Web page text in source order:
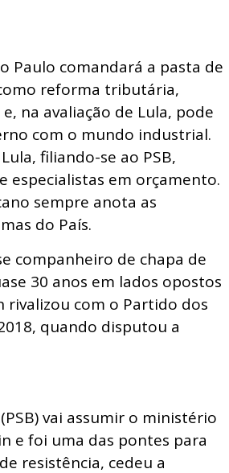
Paulo comandará a pasta de
reforma tributária,
na avaliação de Lula, pode
com o mundo industrial.
filiando-se ao PSB,
especialistas em orçamento.
sempre anota as
do País.
companheiro de chapa de
30 anos em lados opostos
rivalizou com o Partido dos
quando disputou a
vai assumir o ministério
e foi uma das pontes para
resistência, cedeu a